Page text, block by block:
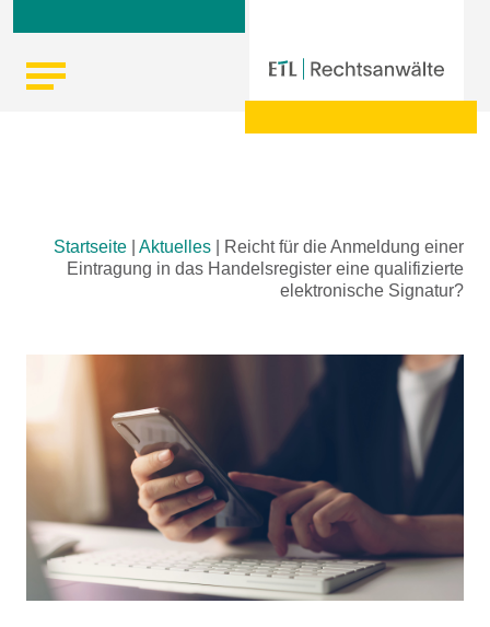
Startseite Aktuelles
Reicht für die Anmeldung einer
Eintragung in das Handelsregister eine qualifizierte
elektronische Signatur?